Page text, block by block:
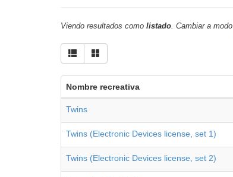
Viendo resultados como listado. Cambiar a modo
Nombre recreativa
Twins
Twins (Electronic Devices license, set 1)
Twins (Electronic Devices license, set 2)